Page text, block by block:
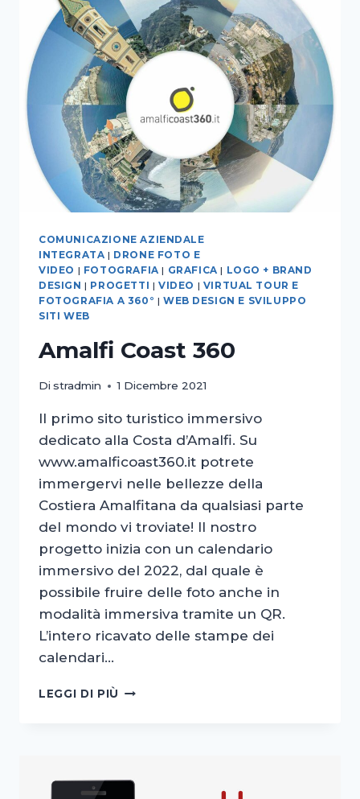
COMUNICAZIONE AZIENDALE
INTEGRATA | DRONE FOTO E
VIDEO | FOTOGRAFIA | GRAFICA | LOGO + BRAND
DESIGN | PROGETTI | VIDEO | VIRTUAL TOUR E
FOTOGRAFIA A 360° | WEB DESIGN E SVILUPPO
SITI WEB
Amalfi Coast 360
Di stradmin 1 Dicembre 2021
Il primo sito turistico immersivo
dedicato alla Costa d’Amalfi. Su
www.amalficoast360.it potrete
immergervi nelle bellezze della
Costiera Amalfitana da qualsiasi parte
del mondo vi troviate! Il nostro
progetto inizia con un calendario
immersivo del 2022, dal quale è
possibile fruire delle foto anche in
modalità immersiva tramite un QR.
L’intero ricavato delle stampe dei
calendari…
LEGGI DI PIÙ AMALFI